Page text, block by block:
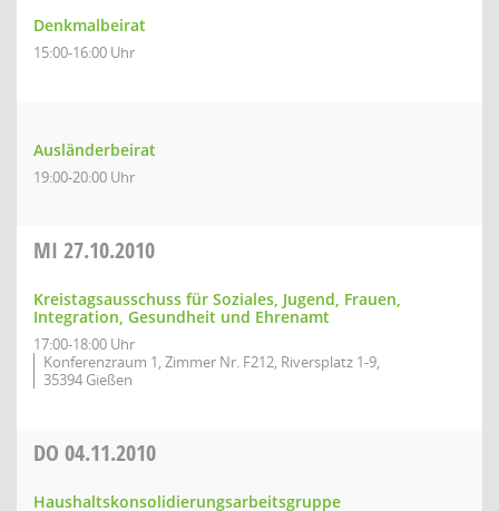
Denkmalbeirat
15:00-16:00 Uhr
Ausländerbeirat
19:00-20:00 Uhr
MI 27.10.2010
Kreistagsausschuss für Soziales, Jugend, Frauen,
Integration, Gesundheit und Ehrenamt
17:00-18:00 Uhr
Konferenzraum 1, Zimmer Nr. F212, Riversplatz 1-9,
35394 Gießen
DO 04.11.2010
Haushaltskonsolidierungsarbeitsgruppe